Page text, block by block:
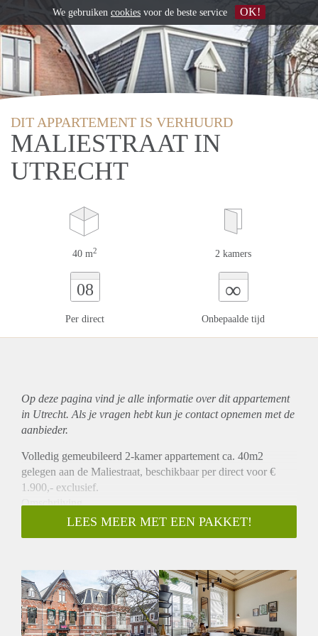
DIT APPARTEMENT IS VERHUURD
MALIESTRAAT IN
UTRECHT
40 m2 2 kamers
08
Per direct
∞
Onbepaalde tijd
Op deze pagina vind je alle informatie over ditappartement
in Utrecht. Als je vragen hebt kun je contact opnemen met de
aanbieder.
Volledig gemeubileerd 2-kamer appartement ca. 40m2
gelegen aan de Maliestraat, beschikbaar per direct voor €
1.900,- exclusief.
Omschrijving
Dit hoogwaardig gerenoveerd appartement is gelegen op 1e
verdieping aan de voorzijde van een prachtig monumentaal
inbouwapparatuur. Vanuit de woonkamer heeft u middels
openslaande deuren toegang tot een balkon. Naast de
woonkamer is de slaapkamer gelegen met direct toegang tot
de badkamer met douche, wastafel en een toilet. Er is een
LEES MEER MET EEN PAKKET!
We gebruiken cookies voor de beste service OK!